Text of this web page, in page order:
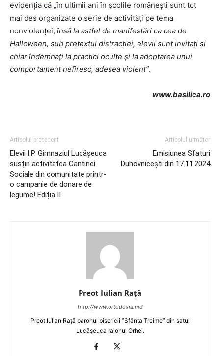
evidenţia că „în ultimii ani în şcolile româneşti sunt tot
mai des organizate o serie de activităţi pe tema
nonviolenţei, însă la astfel de manifestări ca cea de
Halloween, sub pretextul distracţiei, elevii sunt invitaţi şi
chiar îndemnaţi la practici oculte şi la adoptarea unui
comportament nefiresc, adesea violent”.
www.basilica.ro
Articolul precedent
Elevii I.P. Gimnaziul Lucășeuca
susțin activitatea Cantinei
Sociale din comunitate printr-
o campanie de donare de
legume! Ediția II
Articolul următor
Emisiunea Sfaturi
Duhovnicești din 17.11.2024
Preot Iulian Raţă
http://www.ortodoxia.md
Preot Iulian Rață parohul bisericii ”Sfânta Treime” din satul
Lucășeuca raionul Orhei.